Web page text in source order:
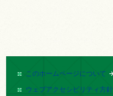
このホームページについて
ウェブアクセシビリティ方針